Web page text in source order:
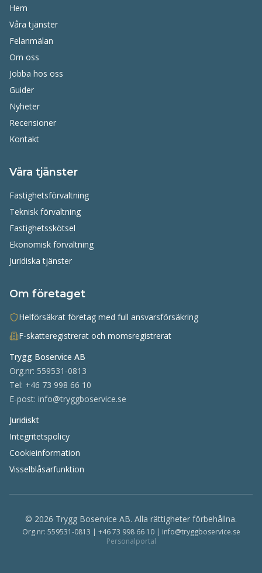
Hem
Våra tjänster
Felanmälan
Om oss
Jobba hos oss
Guider
Nyheter
Recensioner
Kontakt
Våra tjänster
Fastighetsförvaltning
Teknisk förvaltning
Fastighetsskötsel
Ekonomisk förvaltning
Juridiska tjänster
Om företaget
Helförsäkrat företag med full ansvarsförsäkring
F-skatteregistrerat och momsregistrerat
Trygg Boservice AB
Org.nr: 559531-0813
Tel: +46 73 998 66 10
E-post: info@tryggboservice.se
Juridiskt
Integritetspolicy
Cookieinformation
Visselblåsarfunktion
© 2026 Trygg Boservice AB. Alla rättigheter förbehållna.
Org.nr: 559531-0813 | +46 73 998 66 10| info@tryggboservice.se
Personalportal